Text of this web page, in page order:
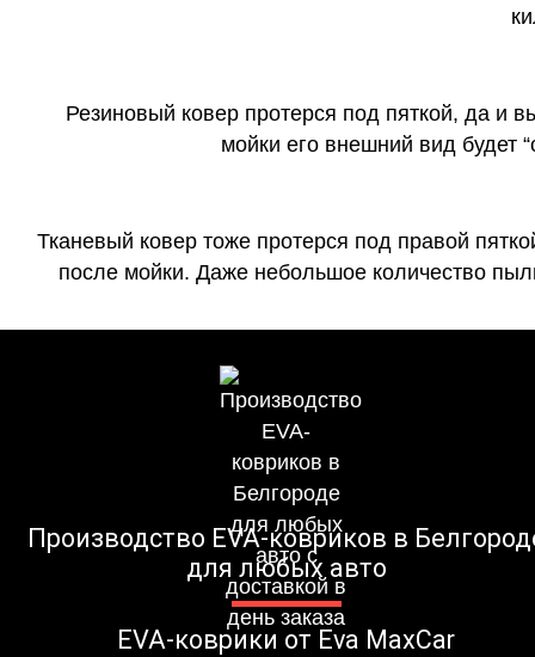
Резиновый ковер протерся под пяткой, да и
мойки его внешний вид будет
Тканевый ковер тоже протерся под правой
после мойки. Даже небольшое количество
Производство EVA-ковриков в
для любых авто
EVA-коврики от Eva MaxCar